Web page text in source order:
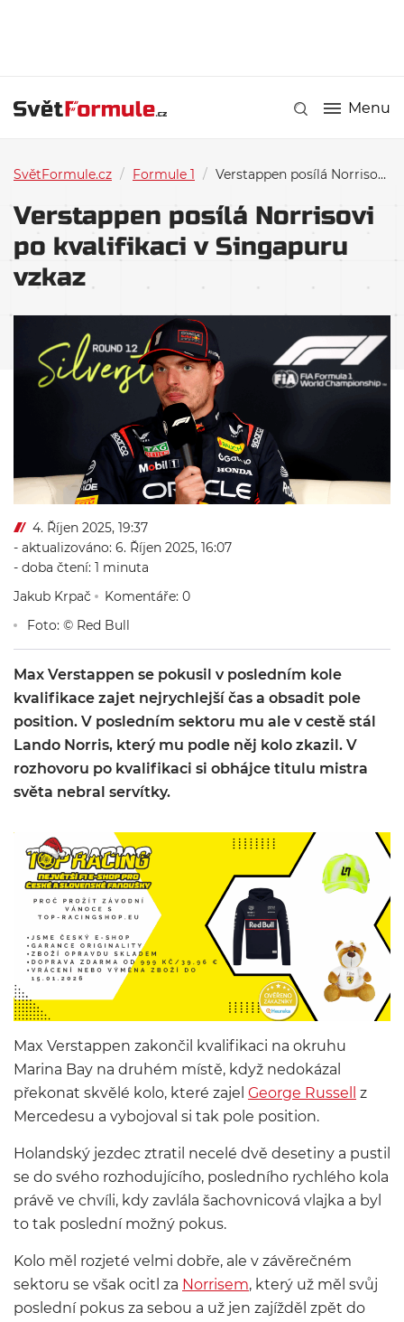
Menu
SvětFormule.cz / Formule 1 / Verstappen posílá Norrisovi po kvalifikaci v Singapuru vzkaz
Verstappen posílá Norrisovi
po kvalifikaci v Singapuru
vzkaz
4. Říjen 2025, 19:37
- aktualizováno: 6. Říjen 2025, 16:07
- doba čtení: 1 minuta
Jakub Krpač
Komentáře: 0
Foto: © Red Bull
Max Verstappen se pokusil v posledním kole
kvalifikace zajet nejrychlejší čas a obsadit pole
position. V posledním sektoru mu ale v cestě stál
Lando Norris, který mu podle něj kolo zkazil. V
rozhovoru po kvalifikaci si obhájce titulu mistra
světa nebral servítky.
Max Verstappen zakončil kvalifikaci na okruhu
Marina Bay na druhém místě, když nedokázal
překonat skvělé kolo, které zajel George Russell
z
Mercedesu a vybojoval si tak pole position.
Holandský jezdec ztratil necelé dvě desetiny a pustil
se do svého rozhodujícího, posledního rychlého kola
právě ve chvíli, kdy zavlála šachovnicová vlajka a byl
to tak poslední možný pokus.
Kolo měl rozjeté velmi dobře, ale v závěrečném
sektoru se však ocitl za Norrisem, který už měl svůj
poslední pokus za sebou a už jen zajížděl zpět do